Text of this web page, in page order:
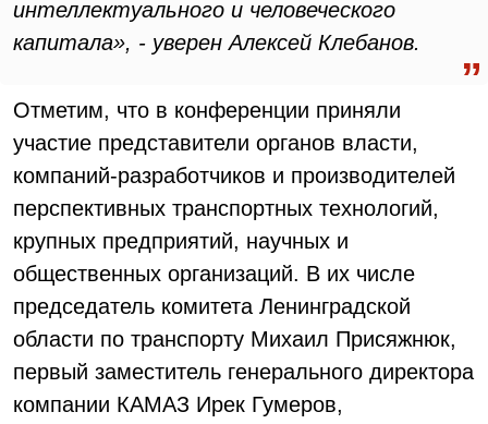
интеллектуального и человеческого
капитала», - уверен Алексей Клебанов.
Отметим, что в конференции приняли
участие представители органов власти,
компаний-разработчиков и производителей
перспективных транспортных технологий,
крупных предприятий, научных и
общественных организаций. В их числе
председатель комитета Ленинградской
области по транспорту Михаил Присяжнюк,
первый заместитель генерального директора
компании КАМАЗ Ирек Гумеров,